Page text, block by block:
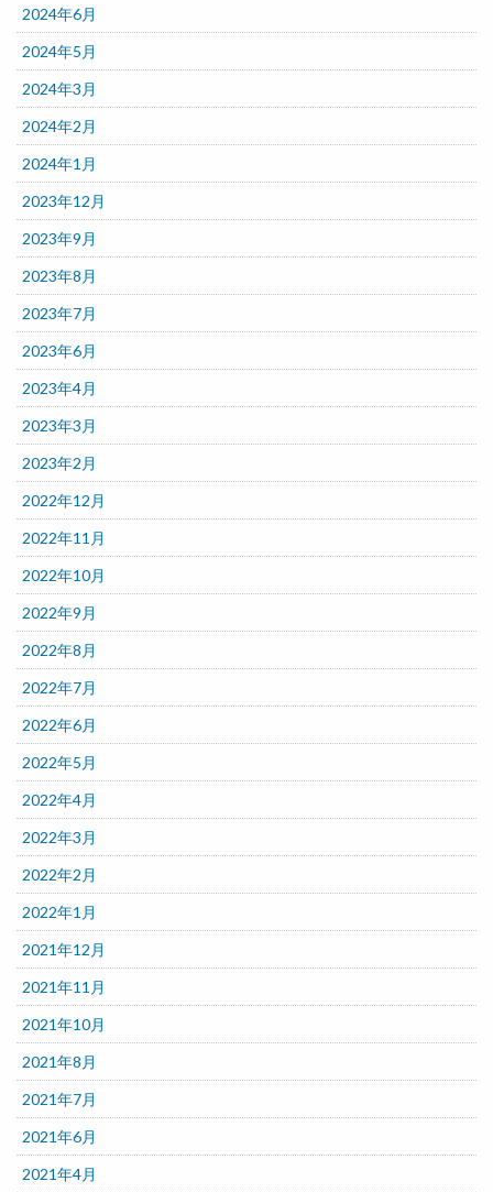
2024年6月
2024年5月
2024年3月
2024年2月
2024年1月
2023年12月
2023年9月
2023年8月
2023年7月
2023年6月
2023年4月
2023年3月
2023年2月
2022年12月
2022年11月
2022年10月
2022年9月
2022年8月
2022年7月
2022年6月
2022年5月
2022年4月
2022年3月
2022年2月
2022年1月
2021年12月
2021年11月
2021年10月
2021年8月
2021年7月
2021年6月
2021年4月